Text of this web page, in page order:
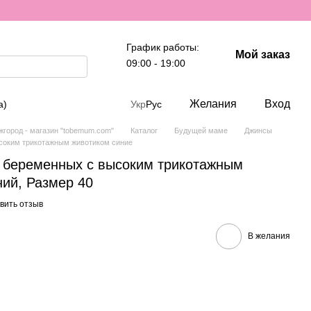
График работы:
09:00 - 19:00
Мой заказ
УкрРус Желания Вход
- магазин "tobemum.com" Каталог Будущей маме
Джинсы
трикотажным животиком синие
с высоким трикотажным
Размер 40
отзыв
В желания